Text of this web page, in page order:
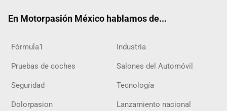
En Motorpasión México hablamos de...
Fórmula1 Industria
Pruebas de coches Salones del Automóvil
Seguridad Tecnología
Dolorpasion Lanzamiento nacional